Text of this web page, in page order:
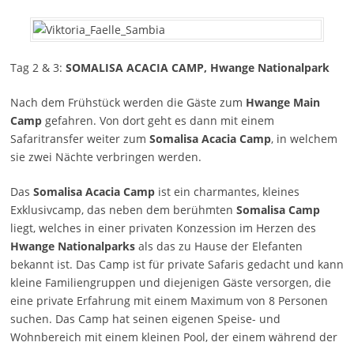
Tag 2 & 3: SOMALISA ACACIA CAMP, Hwange Nationalpark
Nach dem Frühstück werden die Gäste zum Hwange Main
Campgefahren. Von dort geht es dann mit einem
Safaritransfer weiter zum Somalisa Acacia Camp, in welchem
sie zwei Nächte verbringen werden.
Das Somalisa Acacia Campist ein charmantes, kleines
Exklusivcamp, das neben dem berühmten Somalisa Camp
liegt, welches in einer privaten Konzession im Herzen des
Hwange Nationalparksals das zu Hause der Elefanten
bekannt ist. Das Camp ist für private Safaris gedacht und kann
kleine Familiengruppen und diejenigen Gäste versorgen, die
eine private Erfahrung mit einem Maximum von 8 Personen
suchen. Das Camp hat seinen eigenen Speise- und
Wohnbereich mit einem kleinen Pool, der einem während der